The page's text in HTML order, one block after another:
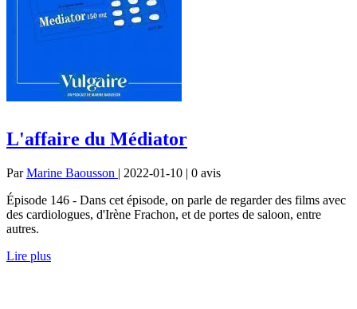
L'affaire du Médiator
ParMarine Baousson | 2022-01-10 | 0 avis
Épisode 146 - Dans cet épisode, on parle de regarder des films avec
des cardiologues, d'Irène Frachon, et de portes de saloon, entre
autres.
Lire plus